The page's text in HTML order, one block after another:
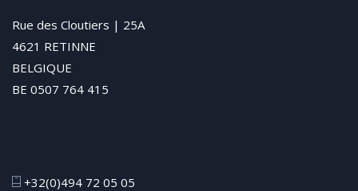
Rue des Cloutiers | 25A
4621 RETINNE
BELGIQUE
BE 0507 764 415
+32(0)494 72 05 05